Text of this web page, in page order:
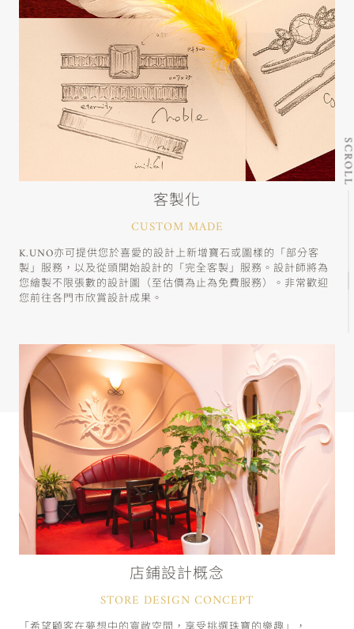
客製化
CUSTOM MADE
K.UNO亦可提供您於喜愛的設計上新增寶石或圖樣的「部分客
製」服務，以及從頭開始設計的「完全客製」服務。設計師將為
您繪製不限張數的設計圖（至估價為止為免費服務）。非常歡迎
您前往各門市欣賞設計成果。
店鋪設計概念
STORE DESIGN CONCEPT